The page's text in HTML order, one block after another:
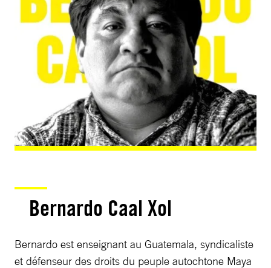
Bernardo Caal Xol
Bernardo est enseignant au Guatemala, syndicaliste
et défenseur des droits du peuple autochtone Maya